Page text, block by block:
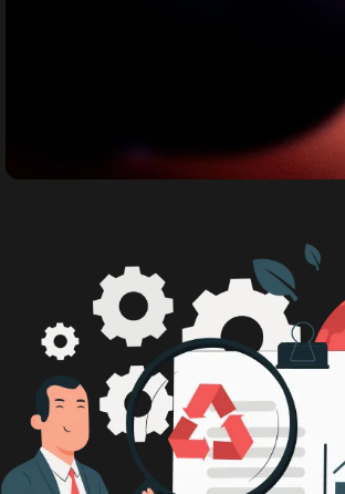
Bimbingan Teknis bagi para Pemerintah
Daerah maupun umum diseluruh
indonesia.
Daftar